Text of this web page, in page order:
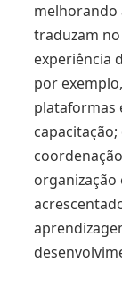
melhorando
traduzam
experiência
por
plataformas
organização